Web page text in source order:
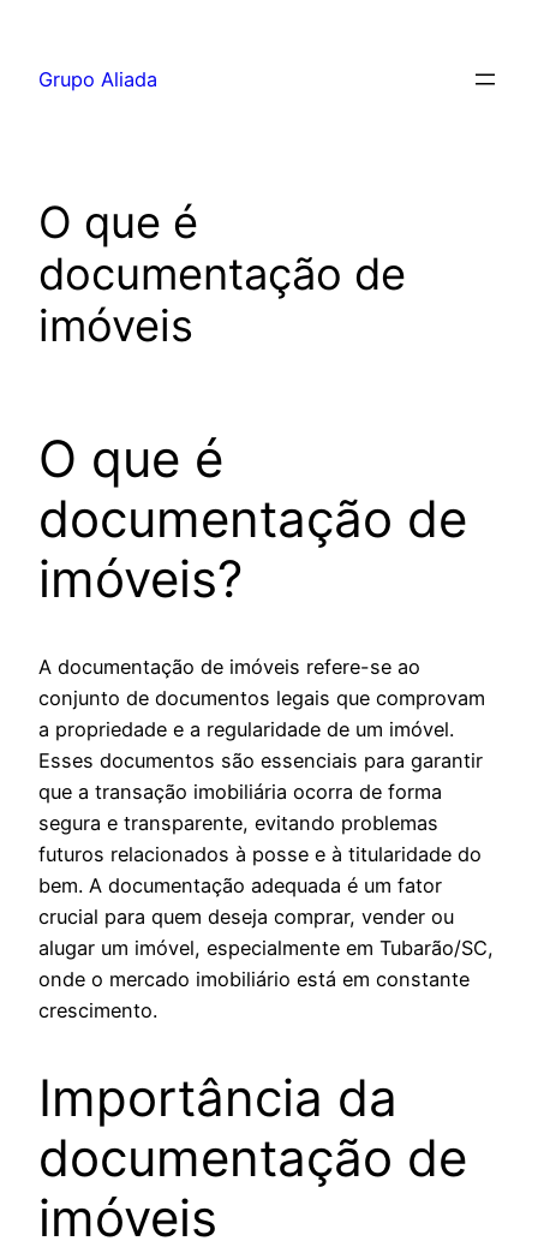
Grupo Aliada
O que é
documentação de
imóveis
O que é
documentação de
imóveis?
A documentação de imóveis refere-se ao
conjunto de documentos legais que comprovam
a propriedade e a regularidade de um imóvel.
Esses documentos são essenciais para garantir
que a transação imobiliária ocorra de forma
segura e transparente, evitando problemas
futuros relacionados à posse e à titularidade do
bem. A documentação adequada é um fator
crucial para quem deseja comprar, vender ou
alugar um imóvel, especialmente em Tubarão/SC,
onde o mercado imobiliário está em constante
crescimento.
Importância da
documentação de
imóveis